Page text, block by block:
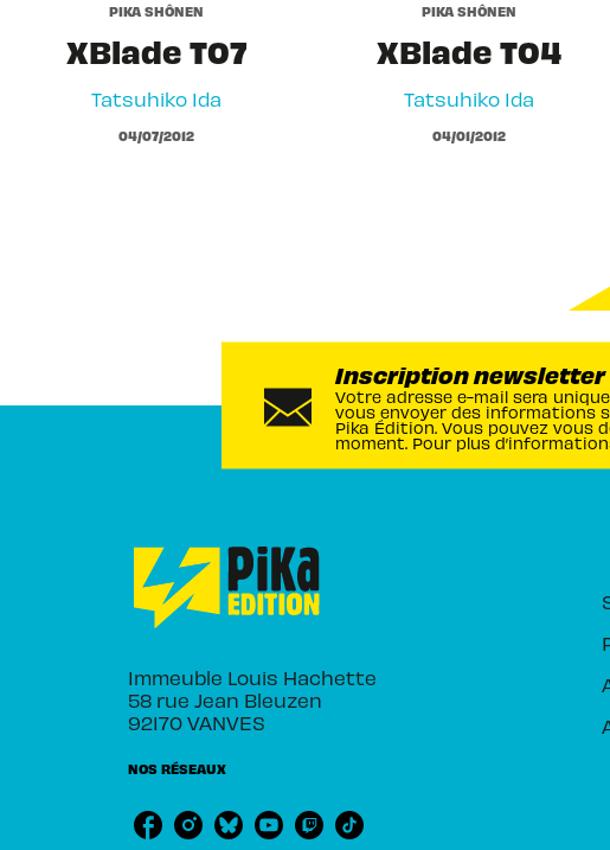
PIKA SHÔNEN
XBlade T07
Tatsuhiko Ida
04/07/2012
PIKA SHÔNEN
XBlade T04
Tatsuhiko Ida
04/01/2012
Inscription newsletter
Votre adresse e-mail sera
vous envoyer des informations
Pika Édition. Vous pouvez vous
moment. Pour plus
Immeuble Louis Hachette
58 rue Jean Bleuzen
92170 VANVES
NOS RÉSEAUX